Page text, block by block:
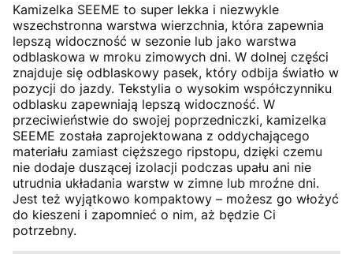
Kamizelka SEEME to super lekka i niezwykle
wszechstronna warstwa wierzchnia, która zapewnia
lepszą widoczność w sezonie lub jako warstwa
odblaskowa w mroku zimowych dni. W dolnej części
znajduje się odblaskowy pasek, który odbija światło w
pozycji do jazdy. Tekstylia o wysokim współczynniku
odblasku zapewniają lepszą widoczność. W
przeciwieństwie do swojej poprzedniczki, kamizelka
SEEME została zaprojektowana z oddychającego
materiału zamiast cięższego ripstopu, dzięki czemu
nie dodaje duszącej izolacji podczas upału ani nie
utrudnia układania warstw w zimne lub mroźne dni.
Jest też wyjątkowo kompaktowy – możesz go włożyć
do kieszeni i zapomnieć o nim, aż będzie Ci
potrzebny.